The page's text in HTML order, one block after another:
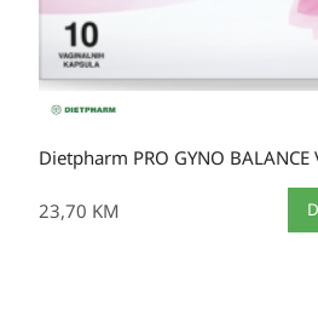
Dietpharm PRO GYNO BALANCE
23,70 KM